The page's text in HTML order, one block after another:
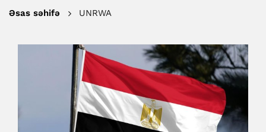
Əsas səhifə UNRWA